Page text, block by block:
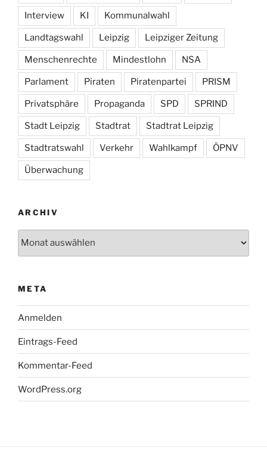
Interview KI Kommunalwahl
Landtagswahl Leipzig Leipziger Zeitung
Menschenrechte Mindestlohn NSA
Parlament Piraten Piratenpartei PRISM
Privatsphäre Propaganda SPD SPRIND
Stadt Leipzig Stadtrat Stadtrat Leipzig
Stadtratswahl Verkehr Wahlkampf ÖPNV
Überwachung
ARCHIV
META
Anmelden
Eintrags-Feed
Kommentar-Feed
WordPress.org